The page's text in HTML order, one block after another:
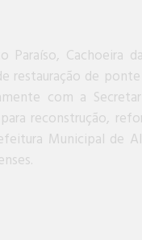
Paraíso, Cachoeira
restauração de
com a
reconstrução,
Municipal de